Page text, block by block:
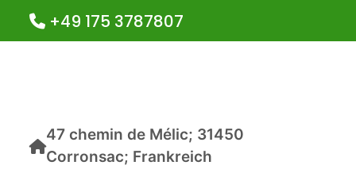
+49 175 3787807
47 chemin de Mélic; 31450
Corronsac; Frankreich